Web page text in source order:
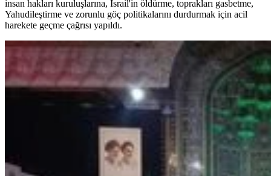
insan hakları kuruluşlarına, İsrail'in öldürme, toprakları gasbetme,
Yahudileştirme ve zorunlu göç politikalarını durdurmak için acil
harekete geçme çağrısı yapıldı.